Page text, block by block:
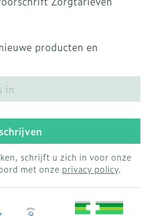
producten en
schrijft u zich in voor onze
met onze privacy policy.